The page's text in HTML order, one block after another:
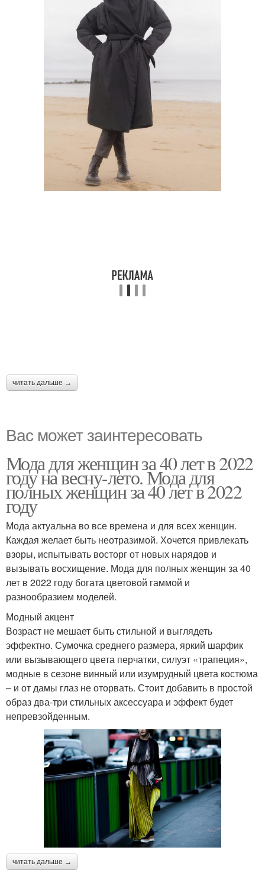
читать дальше →
Вас может заинтересовать
Мода для женщин за 40 лет в 2022
году на весну-лето. Мода для
полных женщин за 40 лет в 2022
году
Мода актуальна во все времена и для всех женщин.
Каждая желает быть неотразимой. Хочется привлекать
взоры, испытывать восторг от новых нарядов и
вызывать восхищение. Мода для полных женщин за 40
лет в 2022 году богата цветовой гаммой и
разнообразием моделей.
Модный акцент
Возраст не мешает быть стильной и выглядеть
эффектно. Сумочка среднего размера, яркий шарфик
или вызывающего цвета перчатки, силуэт «трапеция»,
модные в сезоне винный или изумрудный цвета костюма
– и от дамы глаз не оторвать. Стоит добавить в простой
образ два-три стильных аксессуара и эффект будет
непревзойденным.
читать дальше →